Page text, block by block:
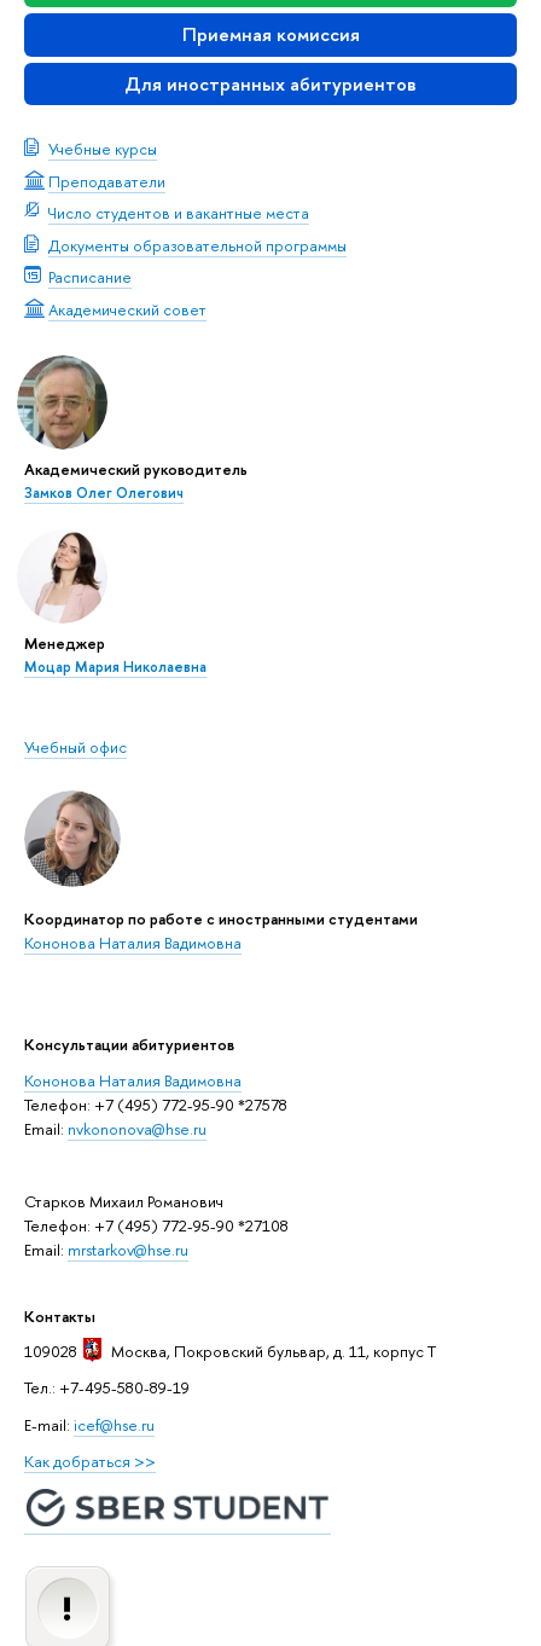
Приемная комиссия
Для иностранных абитуриентов
Учебные курсы
Преподаватели
Число студентов и вакантные места
Документы образовательной программы
Расписание
Академический совет
Академический руководитель
Замков Олег Олегович
Менеджер
Моцар Мария Николаевна
Учебный офис
Координатор по работе с иностранными студентами
Кононова Наталия Вадимовна
Консультации абитуриентов
Кононова Наталия Вадимовна
Телефон: +7 (495) 772-95-90 *27578
Email: nvkononova@hse.ru
Старков Михаил Романович
Телефон: +7 (495) 772-95-90 *27108
Email: mrstarkov@hse.ru
Контакты
109028
Москва, Покровский бульвар, д. 11, корпус T
Тел.: +7-495-580-89-19
E-mail: icef@hse.ru
Как добраться >>